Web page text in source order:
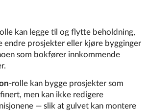
kan legge til og flytte beholdning,
endre prosjekter eller kjøre bygginger
som bokfører innkommende
-rolle kan bygge prosjekter som
men kan ikke redigere
— slik at gulvet kan montere